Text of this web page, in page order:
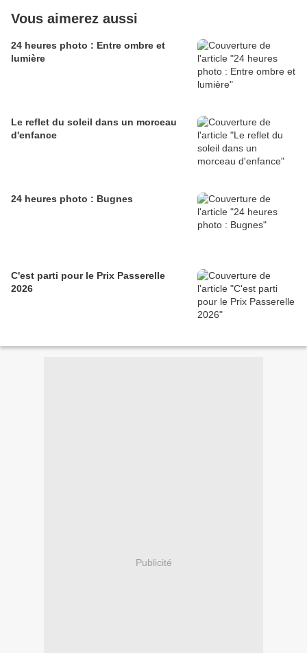
Vous aimerez aussi
24 heures photo : Entre ombre et
lumière
Le reflet du soleil dans un morceau
d'enfance
24 heures photo : Bugnes
C'est parti pour le Prix Passerelle
2026
Publicité